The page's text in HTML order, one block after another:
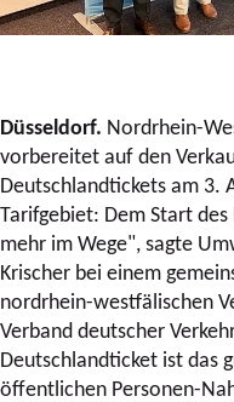
Düsseldorf. Nordrhein-
vorbereitet auf den
Deutschlandtickets am 3.
Tarifgebiet: Dem Start
mehr im Wege", sagte
Krischer bei einem
nordrhein-westfälischen
Verband deutscher
Deutschlandticket ist das
öffentlichen Personen-